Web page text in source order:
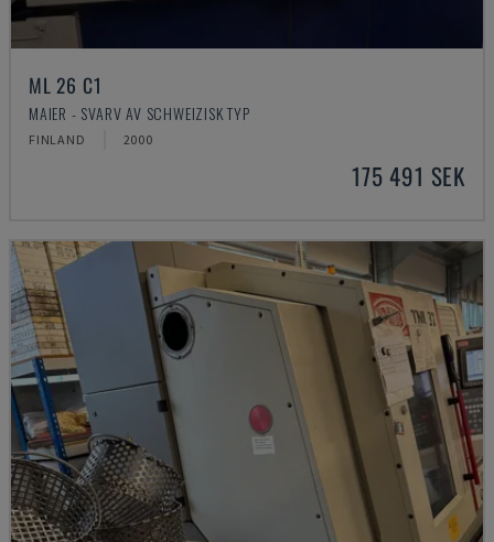
ML 26 C1
MAIER - SVARV AV SCHWEIZISK TYP
FINLAND 2000
175 491 SEK